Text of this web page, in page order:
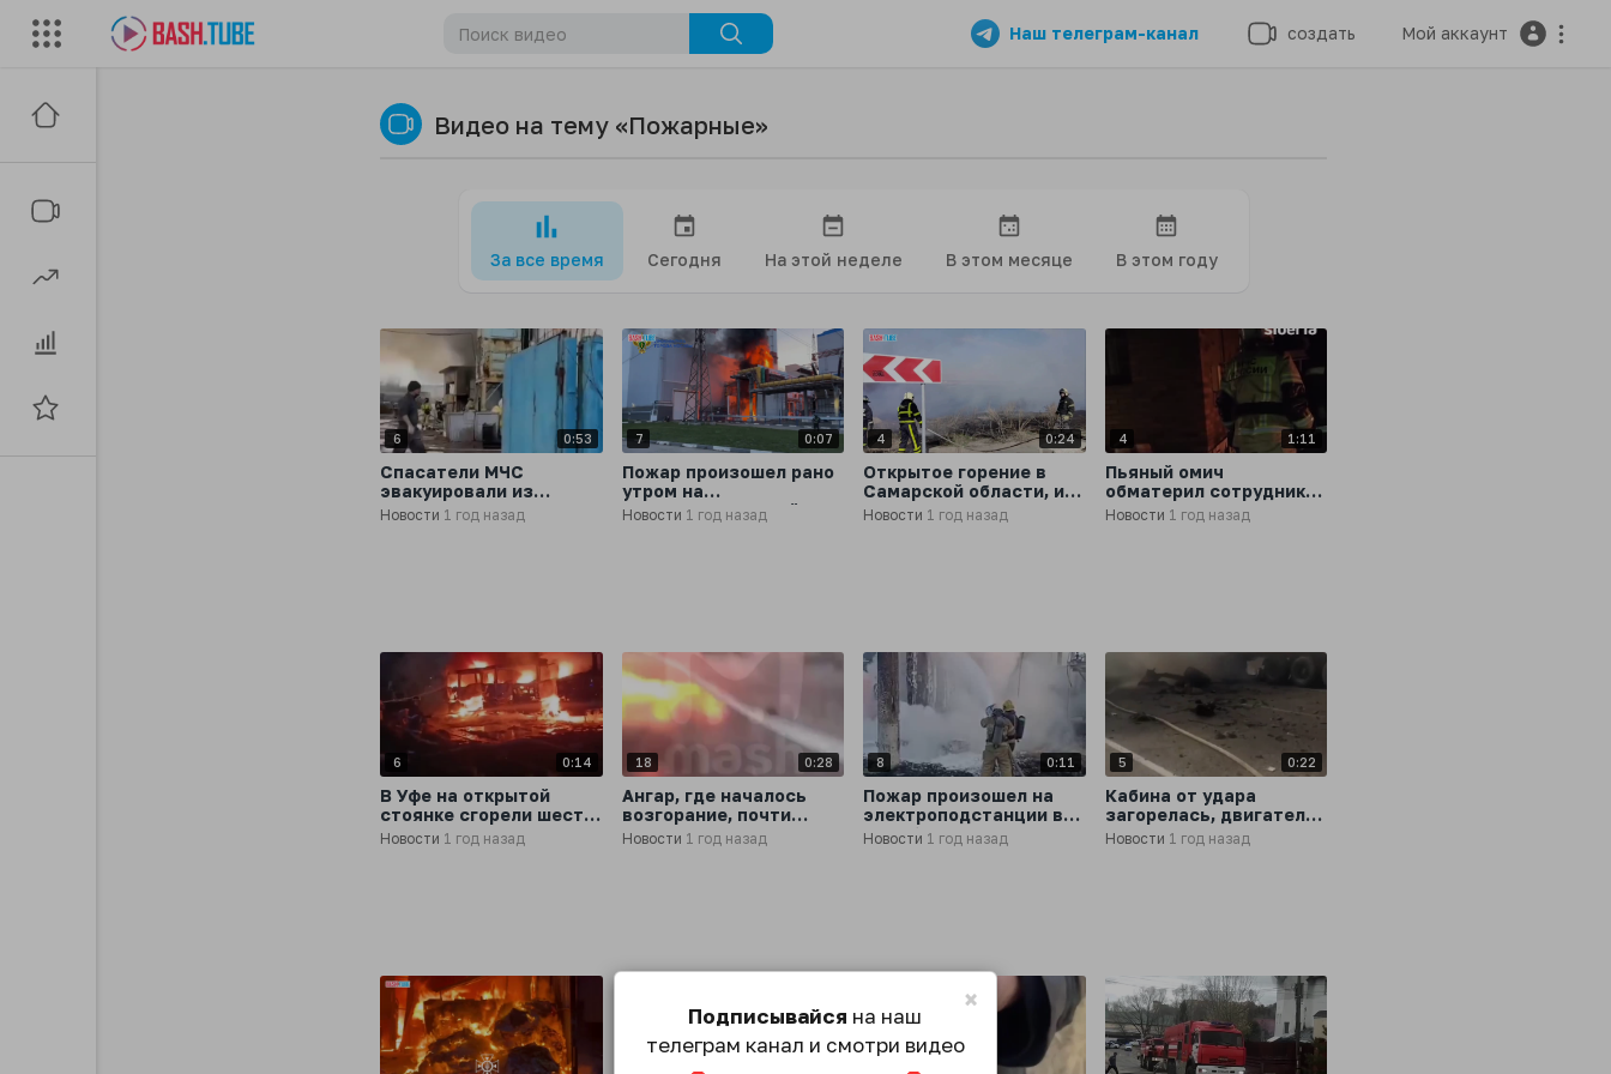
Наш телеграм-канал создать Мой аккаунт
Видео на тему «Пожарные»
За все время Сегодня На этой неделе В этом месяце В этом году
6 0:53
Спасатели МЧС
эвакуировали из
горящего здания в Уфе
10 баллонов, чтобы
Новости 1 год назад
7 0:07
Пожар произошел рано
утром на
трансформаторной
подстанции в
Новости 1 год назад
4 0:24
Открытое горение в
Самарской области, из-
за которого пришлось
эвакуировать детсад,
Новости 1 год назад
4 1:11
Пьяный омич
обматерил сотрудников
МЧС, приехавших
тушить пожар
Новости 1 год назад
6 0:14
В Уфе на открытой
стоянке сгорели шесть
грузовиков Shacman
Новости 1 год назад
18 0:28
Ангар, где началось
возгорание, почти
полностью выгорел
Новости 1 год назад
8 0:11
Пожар произошел на
электроподстанции в
Оренбурге, открытое
Новости 1 год назад
5 0:22
Кабина от удара
загорелась, двигатель
вылетел на дорогу: в
Приамурье жёсткая
Новости 1 год назад
×
Подписывайся на наш
телеграм канал и смотри видео